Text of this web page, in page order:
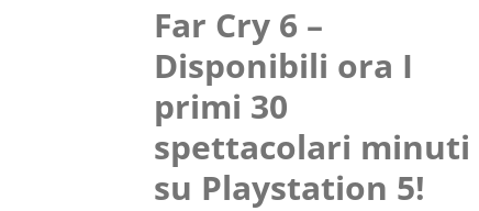
Far Cry 6 –
Disponibili ora I
primi 30
spettacolari minuti
su Playstation 5!